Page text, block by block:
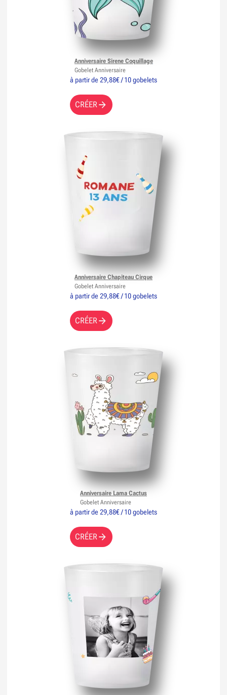
à partir de 29,88€ / 10 gobelets
CRÉER
Anniversaire Sirene Coquillage
Gobelet Anniversaire
à partir de 29,88€ / 10 gobelets
CRÉER
Anniversaire Chapiteau Cirque
Gobelet Anniversaire
à partir de 29,88€ / 10 gobelets
CRÉER
Anniversaire Lama Cactus
Gobelet Anniversaire